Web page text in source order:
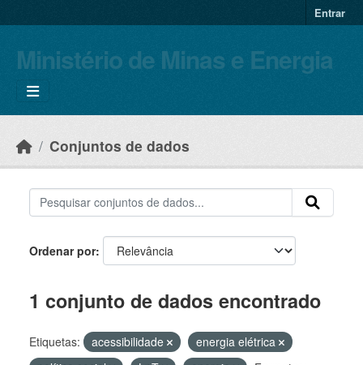
Entrar
Ministério de Minas e Energia
Conjuntos de dados
Ordenar por
1 conjunto de dados encontrado
Etiquetas: acessibilidade
energia elétrica